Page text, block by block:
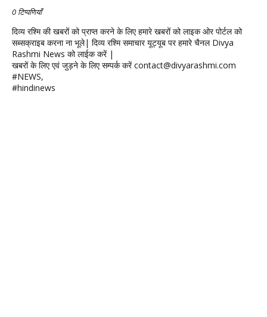
0 टिप्पणियाँ
दिव्य रश्मि की खबरों को प्राप्त करने के लिए हमारे खबरों को लाइक ओर पोर्टल को
सब्सक्राइब करना ना भूले| दिव्य रश्मि समाचार यूट्यूब पर हमारे चैनल Divya
Rashmi News को लाईक करें |
खबरों के लिए एवं जुड़ने के लिए सम्पर्क करें contact@divyarashmi.com
#NEWS,
#hindinews